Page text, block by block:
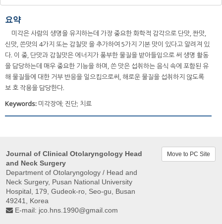
요약
미각은 사람의 생명을 유지하는데 가장 중요한 화학적 감각으로 단맛, 짠맛,
신맛, 쓴맛의 4가지 또는 감칠맛 을 추가하여 5가지 기본 맛이 있다고 알려져 있
다. 이 중, 단맛과 감칠맛은 에너지가 풍부한 물질을 받아들임으로 써 생명 활동
을 담당하는데 매우 중요한 기능을 하며, 쓴 맛은 섭취하는 음식 속에 포함된 유
해 물질들에 대한 거부 반응을 일으킴으로써, 해로운 물질을 섭취하지 않도록
보 호 작용을 담당한다.
Keywords: 미각장애; 진단; 치료
Journal of Clinical Otolaryngology Head
and Neck Surgery
Department of Otolaryngology / Head and
Neck Surgery, Pusan ​​National University
Hospital, 179, Gudeok-ro, Seo-gu, Busan
49241, Korea
E-mail: jco.hns.1990@gmail.com
Move to PC Site